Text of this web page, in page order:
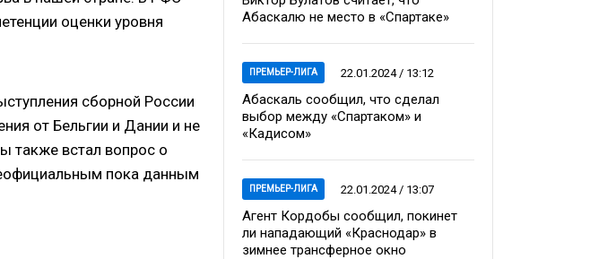
оценки уровня
сборной России
от Бельгии и Дании и не
также встал вопрос о
пока данным
Абаскалю не место в «Спартаке»
ПРЕМЬЕР-ЛИГА 22.01.2024 / 13:12
Абаскаль сообщил, что сделал
выбор между «Спартаком» и
«Кадисом»
ПРЕМЬЕР-ЛИГА 22.01.2024 / 13:07
Агент Кордобы сообщил, покинет
ли нападающий «Краснодар» в
зимнее трансферное окно